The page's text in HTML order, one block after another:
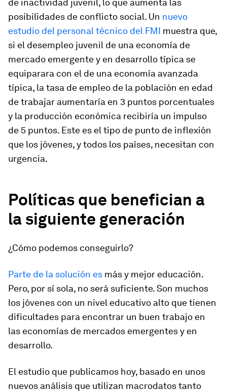
de inactividad juvenil, lo que aumenta las
posibilidades de conflicto social. Un nuevo
estudio del personal técnico del FMI muestra que,
si el desempleo juvenil de una economía de
mercado emergente y en desarrollo típica se
equiparara con el de una economía avanzada
típica, la tasa de empleo de la población en edad
de trabajar aumentaría en 3 puntos porcentuales
y la producción económica recibiría un impulso
de 5 puntos. Este es el tipo de punto de inflexión
que los jóvenes, y todos los países, necesitan con
urgencia.
Políticas que benefician a
la siguiente generación
¿Cómo podemos conseguirlo?
Parte de la solución es más y mejor educación.
Pero, por sí sola, no será suficiente. Son muchos
los jóvenes con un nivel educativo alto que tienen
dificultades para encontrar un buen trabajo en
las economías de mercados emergentes y en
desarrollo.
El estudio que publicamos hoy, basado en unos
nuevos análisis que utilizan macrodatos tanto